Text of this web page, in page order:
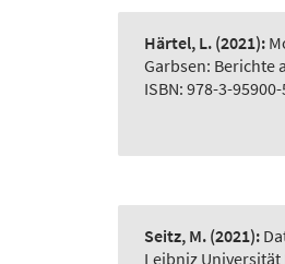
Härtel, L. (2021):
Garbsen: Berichte
ISBN: 978-3-
Seitz, M. (2021):
Leibniz Universität